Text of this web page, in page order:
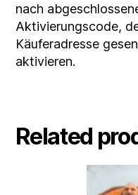
nach
Aktivierungscode,
Käuferadresse
aktivieren.
Related